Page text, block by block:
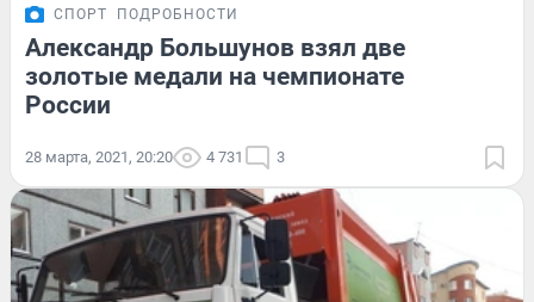
СПОРТ ПОДРОБНОСТИ
Александр Большунов взял две
золотые медали на чемпионате
России
28 марта, 2021, 20:20 4 731 3